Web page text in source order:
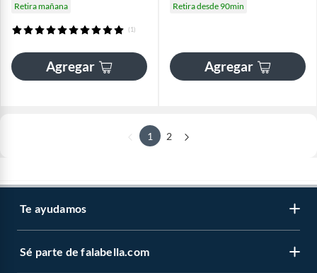
Retira mañana
(1)
Agregar
Retira desde 90min
Agregar
1 2
Te ayudamos
Sé parte de falabella.com